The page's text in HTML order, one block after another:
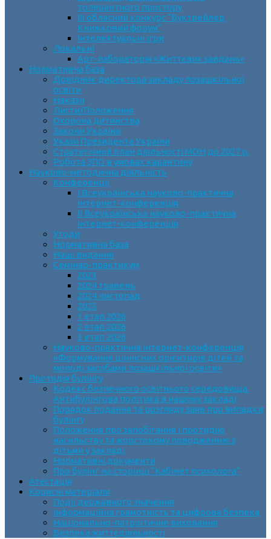
толерантного простору
ІII обласний конкурс “Буктрейлер.
Книжковий форум”
Інтелектуальні ігри
Локальні
Арт-лабораторія «Життєвих завдань»
Нормативна база
Довідник директора закладу позашкільної
освіти
Накази
Листи/Положення
Охорона дитинства
Закони України
Укази Президента України
Стратегічний план діяльності МОН до 2027 р.
Робота ЗПО в умовах карантину
Науково-методична діяльність
Конференції
І Всеукраїнська науково-практична
інтернет-конференція
ІІ Всеукраїнська науково-практична
інтернет-конференція
Угоди
Нормативна база
Наші видання
Семінар-практикум
2023
2024 травень
2024 листопад
2025
1 етап 2026
2 етап 2026
3 етап 2026
Науково-практична інтернет-конференція
«Формування ціннісних орієнтирів дітей та
молоді засобами позашкільної освіти»
Протидія булінгу
Кодекс безпечного освітнього середовища.
Антибулінгова політика в нашому закладі
Порядок подання та розгляду заяв про випадки
булінгу
Положення про запобігання і протидію
насильству та жорстокому поводженню з
дітьми у закладі
Нормативні документи
Про булінг на сторінці “Кабінет психолога”
Атестація
Корисні матеріали
Події державного значення
Інформаційна грамотність та цифрова безпека
Національно-патріотичне виховання
Безпека життєдіяльності